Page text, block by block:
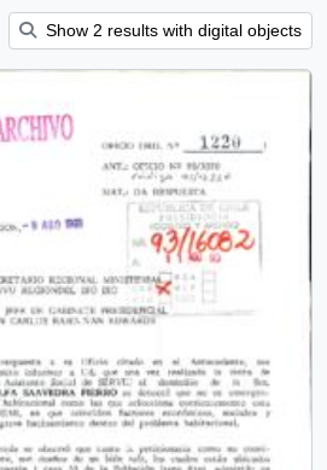
Show 2 results with digital objects